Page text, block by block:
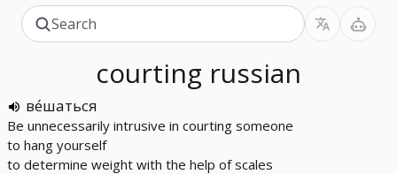
courting russian
ве́шаться
Be unnecessarily intrusive in courting someone
to hang yourself
to determine weight with the help of scales